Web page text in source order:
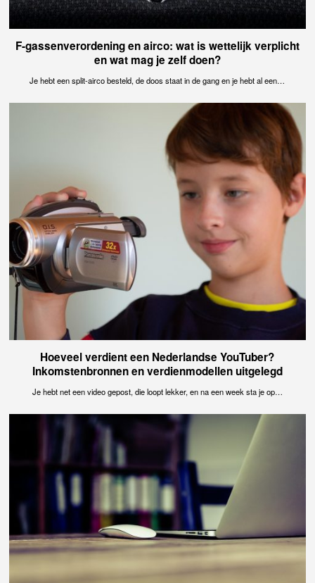
F-gassenverordening en airco: wat is wettelijk verplicht
en wat mag je zelf doen?
Je hebt een split-airco besteld, de doos staat in de gang en je hebt al een…
Hoeveel verdient een Nederlandse YouTuber?
Inkomstenbronnen en verdienmodellen uitgelegd
Je hebt net een video gepost, die loopt lekker, en na een week sta je op…